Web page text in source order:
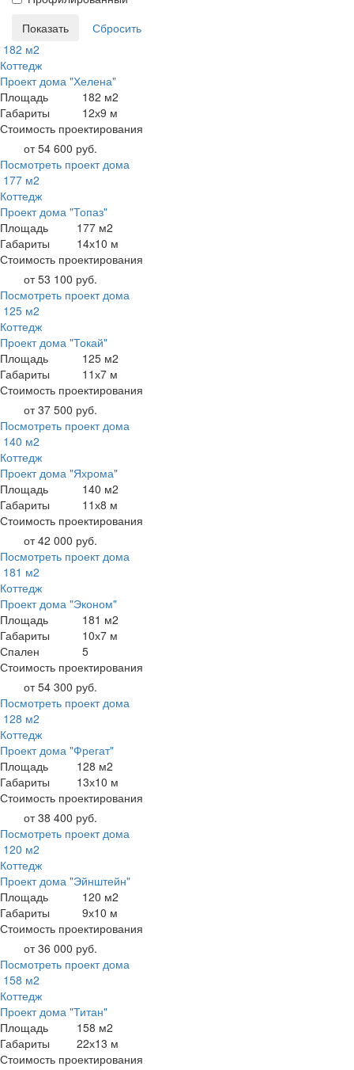
182 м2
Коттедж
Проект дома "Хелена"
Площадь
182 м2
Габариты
12х9 м
Стоимость проектирования
от 54 600 руб.
Посмотреть проект дома
177 м2
Коттедж
Проект дома "Топаз"
Площадь
177 м2
Габариты
14х10 м
Стоимость проектирования
от 53 100 руб.
Посмотреть проект дома
125 м2
Коттедж
Проект дома "Токай"
Площадь
125 м2
Габариты
11х7 м
Стоимость проектирования
от 37 500 руб.
Посмотреть проект дома
140 м2
Коттедж
Проект дома "Яхрома"
Площадь
140 м2
Габариты
11х8 м
Стоимость проектирования
от 42 000 руб.
Посмотреть проект дома
181 м2
Коттедж
Проект дома "Эконом"
Площадь
181 м2
Габариты
10х7 м
Спален
5
Стоимость проектирования
от 54 300 руб.
Посмотреть проект дома
128 м2
Коттедж
Проект дома "Фрегат"
Площадь
128 м2
Габариты
13х10 м
Стоимость проектирования
от 38 400 руб.
Посмотреть проект дома
120 м2
Коттедж
Проект дома "Эйнштейн"
Площадь
120 м2
Габариты
9х10 м
Стоимость проектирования
от 36 000 руб.
Посмотреть проект дома
158 м2
Коттедж
Проект дома "Титан"
Площадь
158 м2
Габариты
22х13 м
Стоимость проектирования